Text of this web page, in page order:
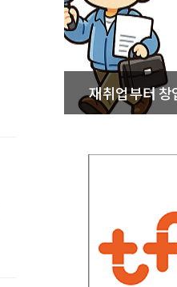
재취업부터